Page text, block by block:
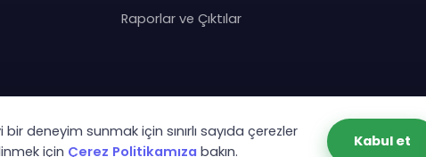
Raporlar ve Çıktılar
Copyright © 2007 - 2026
deneyim sunmak için sınırlı sayıda çerezler
için Çerez Politikamıza bakın.
Kabul et